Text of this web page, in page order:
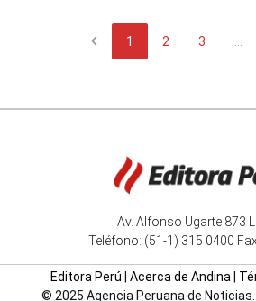
chevron_left 1 2 3 ...
Av. Alfonso Ugarte 873
Teléfono: (51-1) 315 0400
Editora Perú Acerca de Andina
© 2025 Agencia Peruana de